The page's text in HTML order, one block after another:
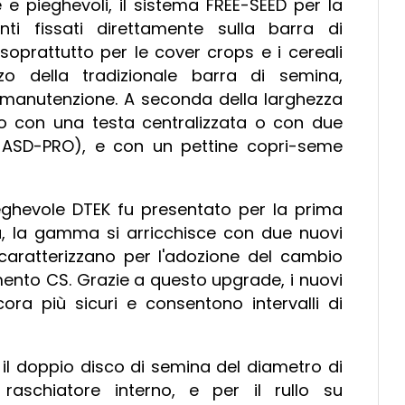
il sistema FREE-SEED per la
fissati direttamente sulla barra di
per le cover crops e i cereali
della tradizionale barra di semina,
A seconda della larghezza
con una testa centralizzata o con due
PRO), e con un pettine copri-seme
DTEK fu presentato per la prima
la gamma si arricchisce con due nuovi
per l'adozione del cambio
CS. Grazie a questo upgrade, i nuovi
più sicuri e consentono intervalli di
doppio disco di semina del diametro di
interno, e per il rullo su